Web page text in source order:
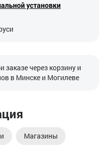
установки
заказе через корзину и
в Минске и Могилеве
Магазины